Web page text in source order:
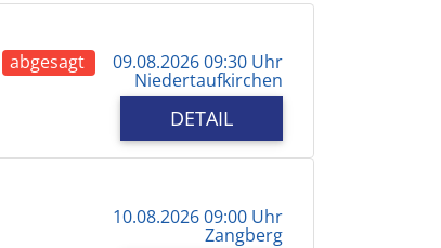
abgesagt 09.08.2026 09:30 Uhr
Niedertaufkirchen
DETAIL
10.08.2026 09:00 Uhr
Zangberg